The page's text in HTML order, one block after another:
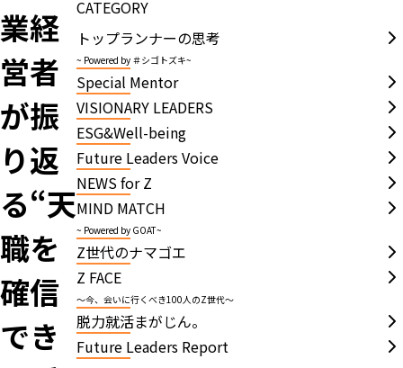
業経
営者
が振
り返
る“天
職を
確信
でき
CATEGORY
トップランナーの思考
~ Powered by ＃シゴトズキ~
Special Mentor
VISIONARY LEADERS
ESG&Well-being
Future Leaders Voice
NEWS for Z
MIND MATCH
~ Powered by GOAT~
Z世代のナマゴエ
Z FACE
～今、会いに行くべき100人のZ世代～
脱力就活まがじん。
Future Leaders Report